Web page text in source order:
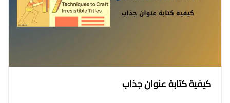
كيفية كتابة عنوان جذاب